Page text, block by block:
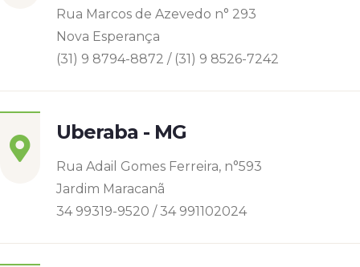
Rua Marcos de Azevedo n° 293
Nova Esperança
(31) 9 8794-8872 / (31) 9 8526-7242
Uberaba - MG
Rua Adail Gomes Ferreira, n°593
Jardim Maracanã
34 99319-9520 / 34 991102024